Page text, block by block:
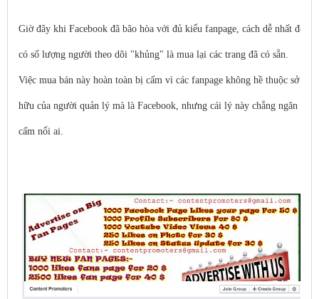
Giờ đây khi Facebook đã bão hòa với đủ kiểu fanpage, cách dễ nhất để
có số lượng người theo dõi "khủng" là mua lại các trang đã có sẵn.
Việc mua bán này hoàn toàn bị cấm vì các fanpage không hề thuộc sở
hữu của người quản lý mà là Facebook, nhưng cái lý này chẳng ngăn
cấm nổi ai.